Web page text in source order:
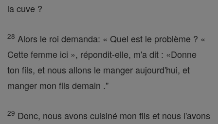
la cuve ?
28 Alors le roi demanda: « Quel est le problème ? «
Cette femme ici », répondit-elle, m'a dit : «Donne
ton fils, et nous allons le manger aujourd'hui, et
manger mon fils demain ."
29 Donc, nous avons cuisiné mon fils et nous l'avons